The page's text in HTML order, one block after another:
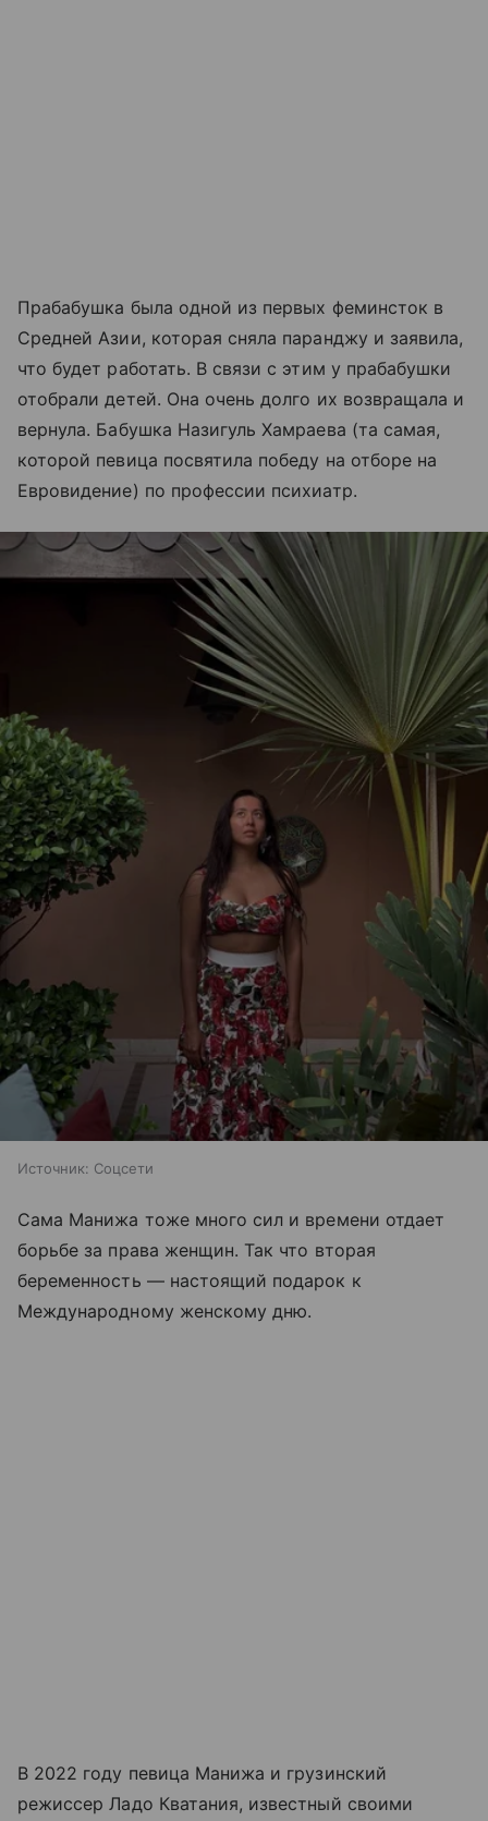
Прабабушка была одной из первых феминсток в
Средней Азии, которая сняла паранджу и заявила,
что будет работать. В связи с этим у прабабушки
отобрали детей. Она очень долго их возвращала и
вернула. Бабушка Назигуль Хамраева (та самая,
которой певица посвятила победу на отборе на
Евровидение) по профессии психиатр.
Источник: Соцсети
Сама Манижа тоже много сил и времени отдает
борьбе за права женщин. Так что вторая
беременность — настоящий подарок к
Международному женскому дню.
В 2022 году певица Манижа и грузинский
режиссер Ладо Кватания, известный своими